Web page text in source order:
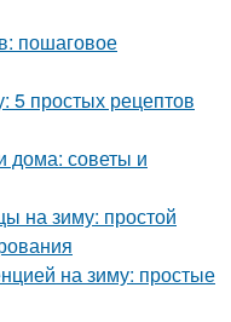
пошаговое
5 простых рецептов
дома: советы и
на зиму: простой
на зиму: простые